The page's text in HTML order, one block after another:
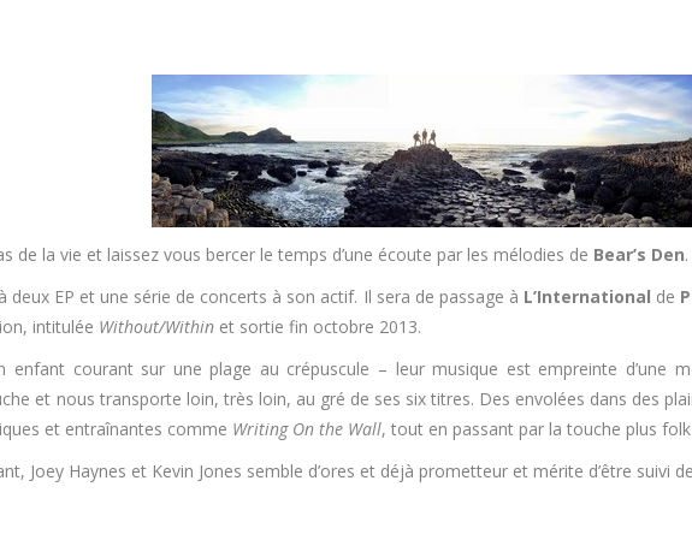
de la vie et laissez vous bercer le temps d’une écoute par les mélodies de Bear’s Den.
EP et une série de concerts à son actif. Il sera de passage à L’International de
intitulée Without/Within et sortie fin octobre 2013.
enfant courant sur une plage au crépuscule – leur musique est empreinte d’une
et nous transporte loin, très loin, au gré de ses six titres. Des envolées dans des
et entraînantes comme Writing On the Wall, tout en passant par la touche plus
Joey Haynes et Kevin Jones semble d’ores et déjà prometteur et mérite d’être suivi